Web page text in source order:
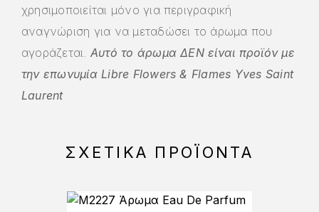
χρησιμοποιείται μόνο για περιγραφική
αναγνώριση για να μεταδώσει το άρωμα που
αγοράζεται. Αυτό το άρωμα ΔΕΝ είναι προϊόν με
την επωνυμία Libre Flowers & Flames Yves Saint
Laurent
ΣΧΕΤΙΚΆ ΠΡΟΪΌΝΤΑ